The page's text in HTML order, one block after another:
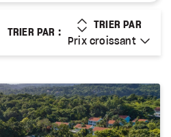
TRIER PAR :
PRIX CROISSANT
TRIER PAR
Prix croissant
Prix croissant